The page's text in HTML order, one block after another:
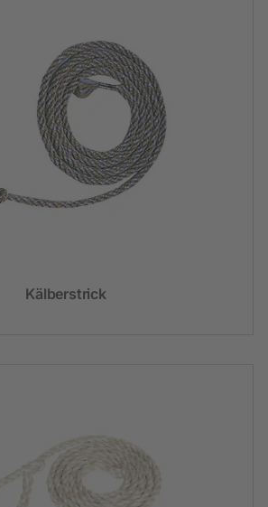
Kälberstrick